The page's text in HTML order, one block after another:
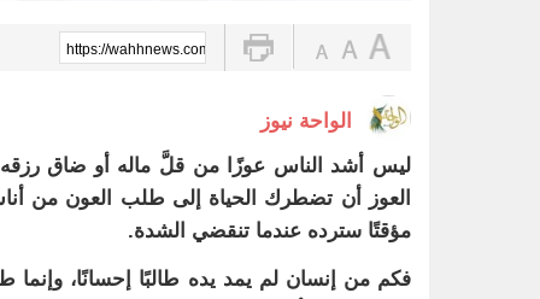
https://wahhnews.com/?p=105334
الواحة نيوز
ليس أشد الناس عوزًا من قلَّ ماله أو ضاق
العوز أن تضطرك الحياة إلى طلب العون من
مؤقتًا سترده عندما تنقضي الشدة.
فكم من إنسان لم يمد يده طالبًا إحسانًا، وإنما